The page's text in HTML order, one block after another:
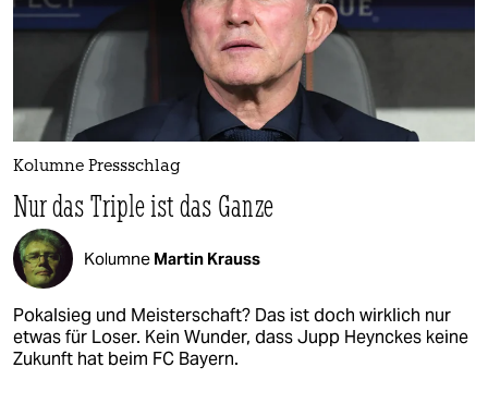
Kolumne Pressschlag
Nur das Triple ist das Ganze
Kolumne Martin Krauss
Pokalsieg und Meisterschaft? Das ist doch wirklich nur
etwas für Loser. Kein Wunder, dass Jupp Heynckes keine
Zukunft hat beim FC Bayern.